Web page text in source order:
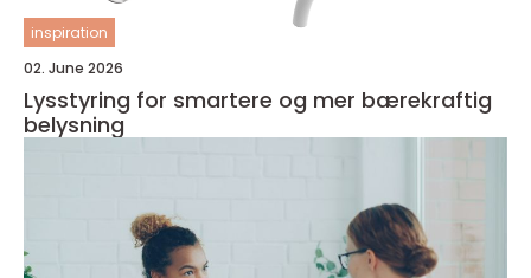
inspiration
02. June 2026
Lysstyring for smartere og mer bærekraftig
belysning